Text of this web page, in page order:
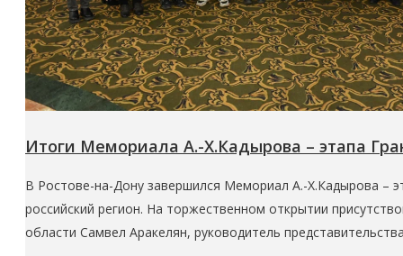
Итоги Мемориала А.-Х.Кадырова – этапа
В Ростове-на-Дону завершился Мемориал А.-Х.Кадырова –
российский регион. На торжественном открытии
области Самвел Аракелян, руководитель